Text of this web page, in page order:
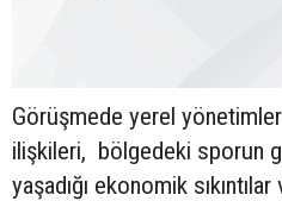
Görüşmede yerel
ilişkileri, bölgedeki sporun
yaşadığı ekonomik